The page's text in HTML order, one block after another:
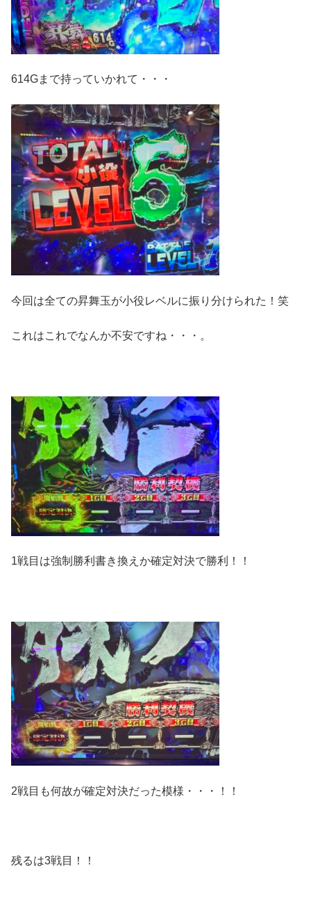
614Gまで持っていかれて・・・
今回は全ての昇舞玉が小役レベルに振り分けられた！笑
これはこれでなんか不安ですね・・・。
1戦目は強制勝利書き換えか確定対決で勝利！！
2戦目も何故が確定対決だった模様・・・！！
残るは3戦目！！